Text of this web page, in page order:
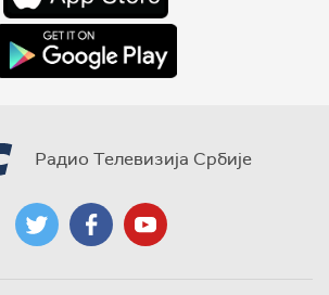
Радио Телевизија Србије